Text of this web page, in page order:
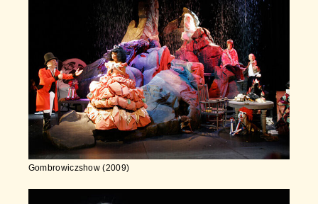
Gombrowiczshow (2009)